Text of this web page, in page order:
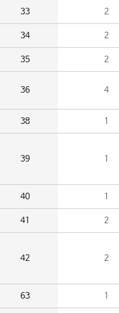
33 2
34 2
35 2
36 4
38 1
39 1
40 1
41 2
42 2
63 1